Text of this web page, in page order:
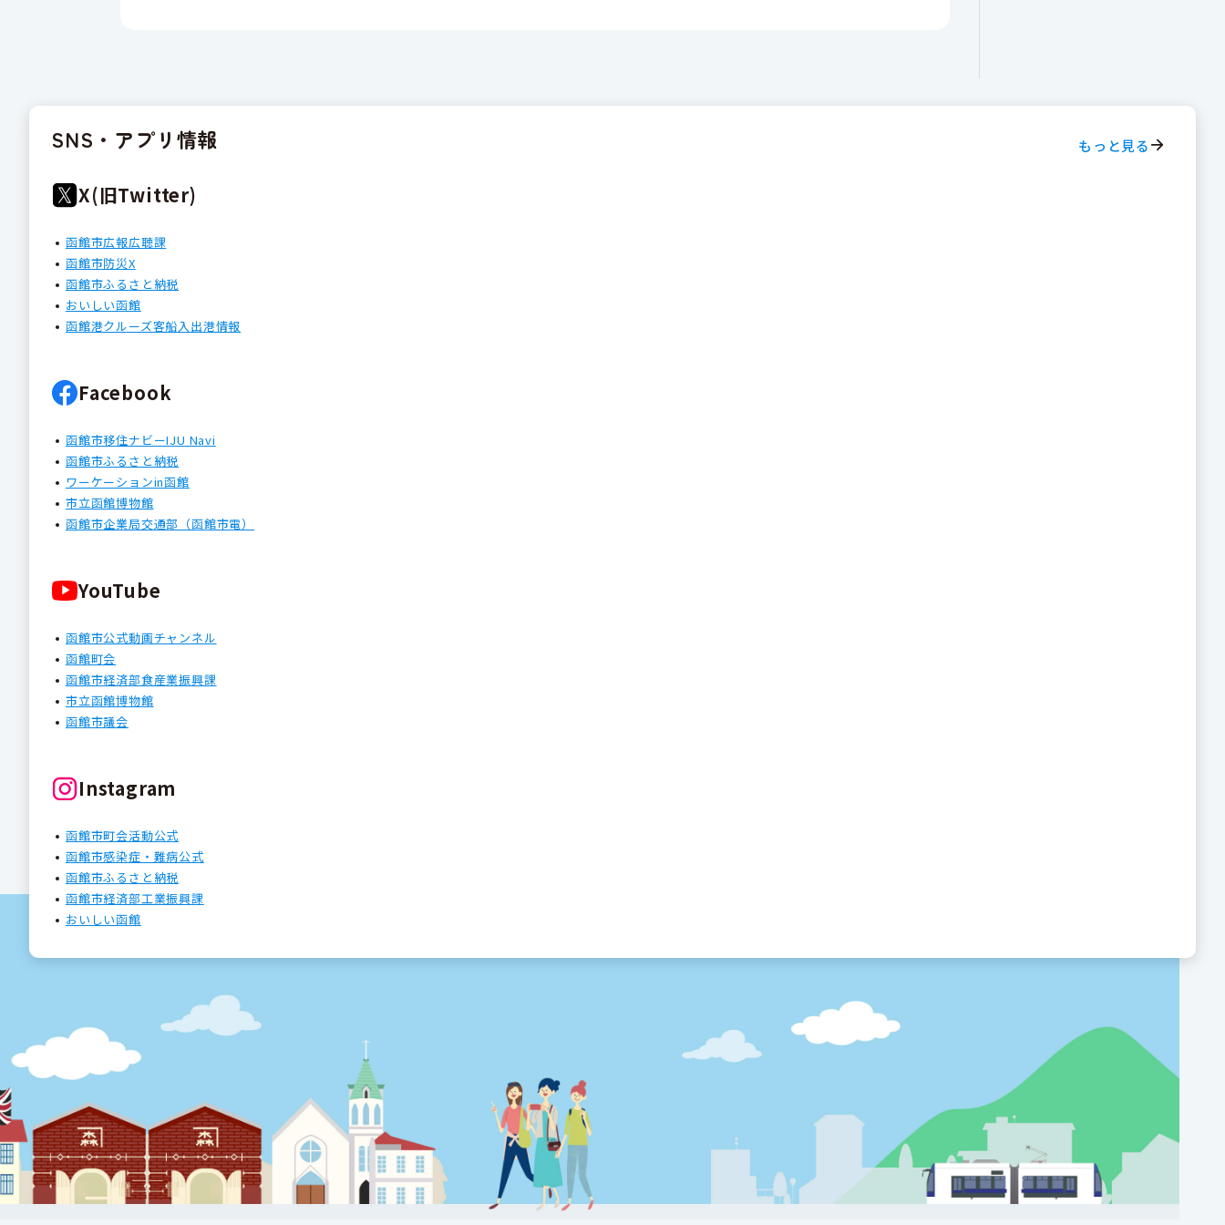
SNS・アプリ情報 もっと見る
X(旧Twitter)
函館市広報広聴課
函館市防災X
函館市ふるさと納税
おいしい函館
函館港クルーズ客船入出港情報
Facebook
函館市移住ナビーIJU Navi
函館市ふるさと納税
ワーケーションin函館
市立函館博物館
函館市企業局交通部（函館市電）
YouTube
函館市公式動画チャンネル
函館町会
函館市経済部食産業振興課
市立函館博物館
函館市議会
Instagram
函館市町会活動公式
函館市感染症・難病公式
函館市ふるさと納税
函館市経済部工業振興課
おいしい函館